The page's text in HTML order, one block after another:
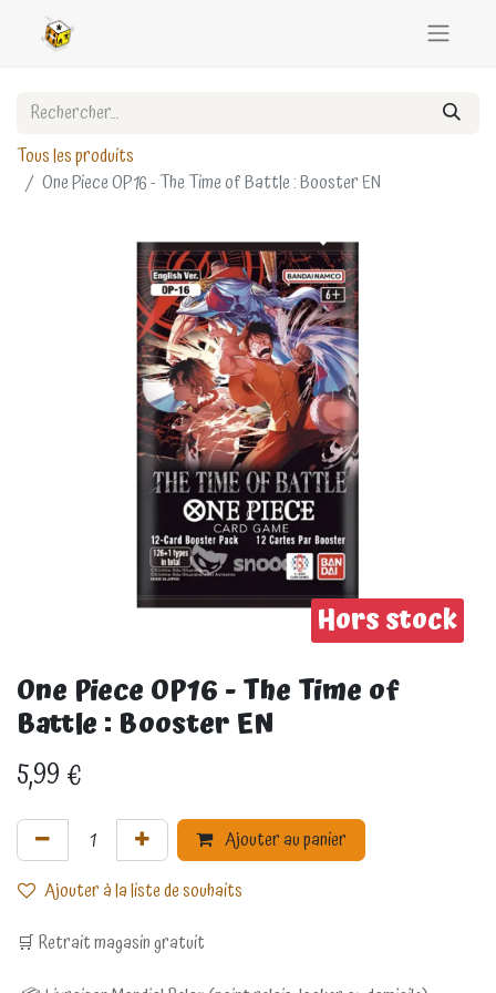
Tous les produits
One Piece OP16 - The Time of Battle : Booster EN
Hors stock
One Piece OP16 - The Time of
Battle : Booster EN
5,99€
Ajouter au panier
Ajouter à la liste de souhaits
🛒 Retrait magasin gratuit